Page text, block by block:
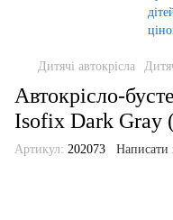
Дитячі автокрісла
Автокрісло-
Isofix Dark Gray
Артикул: 202073 Написати